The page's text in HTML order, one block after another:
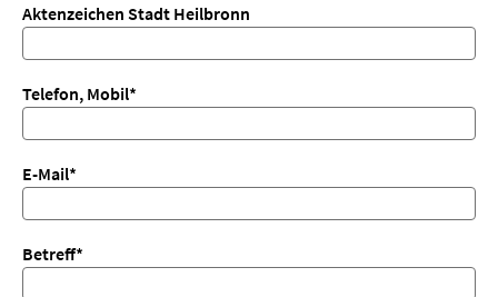
Aktenzeichen Stadt Heilbronn
Telefon, Mobil*
E-Mail*
Betreff*